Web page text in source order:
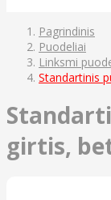
Pagrindinis
Puodeliai
Linksmi
Standartinis
girtis,